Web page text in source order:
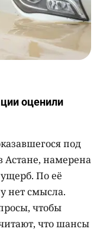
оценили
под
Астане, намерена
По её
нет смысла.
чтобы
что шансы